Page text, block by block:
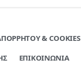
& COOKIES
ΕΠΙΚΟΙΝΩΝΙΑ